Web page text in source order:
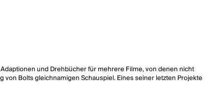
und Drehbücher für mehrere Filme, von denen nicht
von Bolts gleichnamigen Schauspiel. Eines seiner letzten Projekte